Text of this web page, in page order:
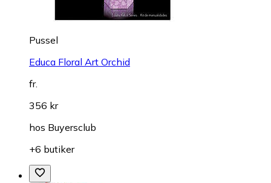
Pussel
Educa Floral Art Orchid
fr.
356 kr
hos Buyersclub
+6 butiker